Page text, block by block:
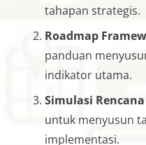
tahapan strategis.
Roadmap
panduan
indikator utama.
Simulasi
untuk menyusun
implementasi.